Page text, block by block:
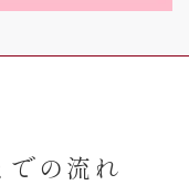
での流れ